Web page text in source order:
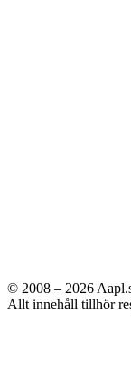
© 2008 – 2026
Allt innehåll tillhör